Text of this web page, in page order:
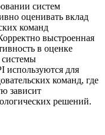
систем
оценивать вклад
команд
выстроенная
в оценке
системы
используются для
команд, где
зависит
решений.